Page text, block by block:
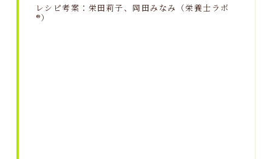
レシピ考案：栄田莉子、岡田みなみ（栄養士ラボ
®）